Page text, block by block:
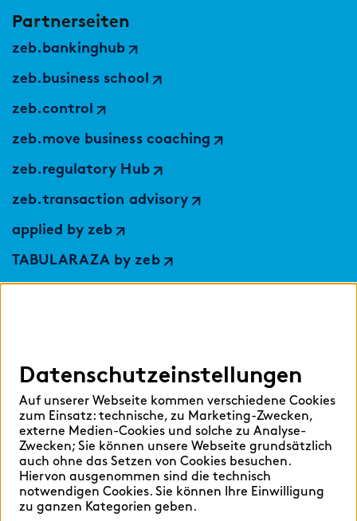
Partnerseiten
zeb.bankinghub
zeb.business school
zeb.control
zeb.move business coaching
zeb.regulatory Hub
zeb.transaction advisory
applied by zeb
TABULARAZA by zeb
Hilfen
Sprache auswählen:
Deutsch English
Datenschutzeinstellungen
Auf unserer Webseite kommen verschiedene Cookies
zum Einsatz: technische, zu Marketing-Zwecken,
externe Medien-Cookies und solche zu Analyse-
Zwecken; Sie können unsere Webseite grundsätzlich
auch ohne das Setzen von Cookies besuchen.
Hiervon ausgenommen sind die technisch
notwendigen Cookies. Sie können Ihre Einwilligung
zu ganzen Kategorien geben.